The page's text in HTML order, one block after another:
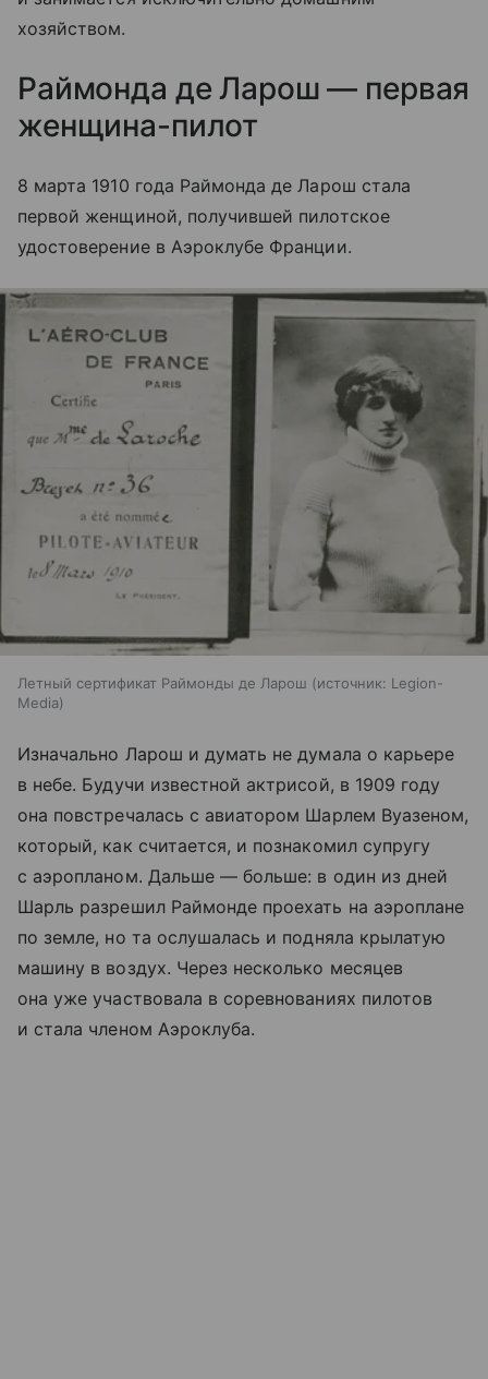
хозяйством.
Раймонда де Ларош — первая
женщина-пилот
8 марта 1910 года Раймонда де Ларош стала
первой женщиной, получившей пилотское
удостоверение в Аэроклубе Франции.
Летный сертификат Раймонды де Ларош источник: Legion-
Media
Изначально Ларош и думать не думала о карьере
в небе. Будучи известной актрисой, в 1909 году
она повстречалась с авиатором Шарлем Вуазеном,
который, как считается, и познакомил супругу
с аэропланом. Дальше — больше: в один из дней
Шарль разрешил Раймонде проехать на аэроплане
по земле, но та ослушалась и подняла крылатую
машину в воздух. Через несколько месяцев
она уже участвовала в соревнованиях пилотов
и стала членом Аэроклуба.